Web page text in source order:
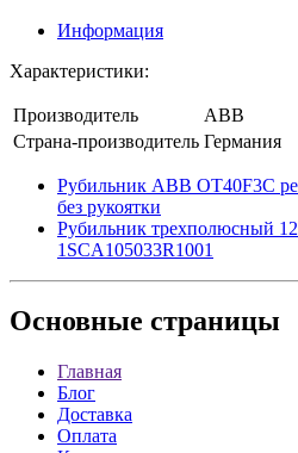
Информация
Характеристики:
Производитель
ABB
Страна-производитель Германия
Рубильник ABB OT40F3C
без рукоятки
Рубильник трехполюсный
1SCA105033R1001
Основные страницы
Главная
Блог
Доставка
Оплата